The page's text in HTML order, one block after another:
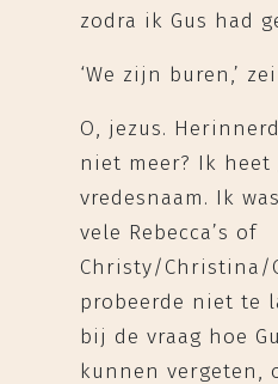
zodra ik Gus had
‘We zijn buren,’
O, jezus.
niet meer? Ik heet
vredesnaam. Ik
vele Rebecca’s of
Christy/Christina/
probeerde niet te
bij de vraag hoe
kunnen vergeten,